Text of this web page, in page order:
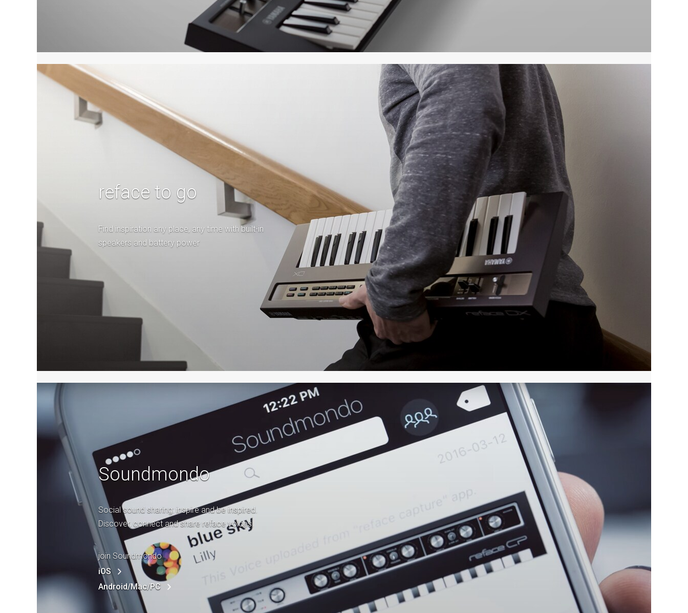
reface to go
Find inspiration any place, any time with built-in
speakers and battery power
Soundmondo
Social sound sharing: inspire and be inspired.
Discover, connect and share reface voices.
join Soundmondo
iOS
Android/Mac/PC